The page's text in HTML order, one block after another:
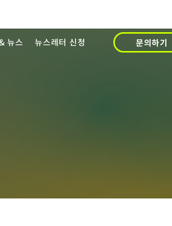
뉴스 뉴스레터 신청 문의하기